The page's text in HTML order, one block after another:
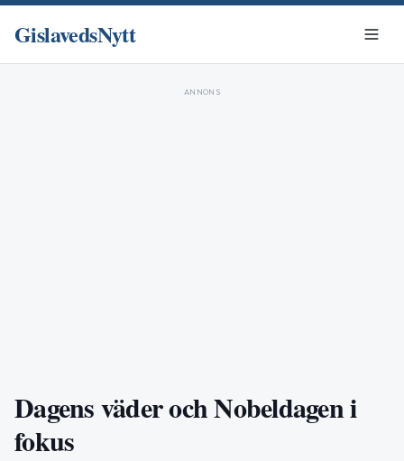
GislavedsNytt
ANNONS
Dagens väder och Nobeldagen i
fokus